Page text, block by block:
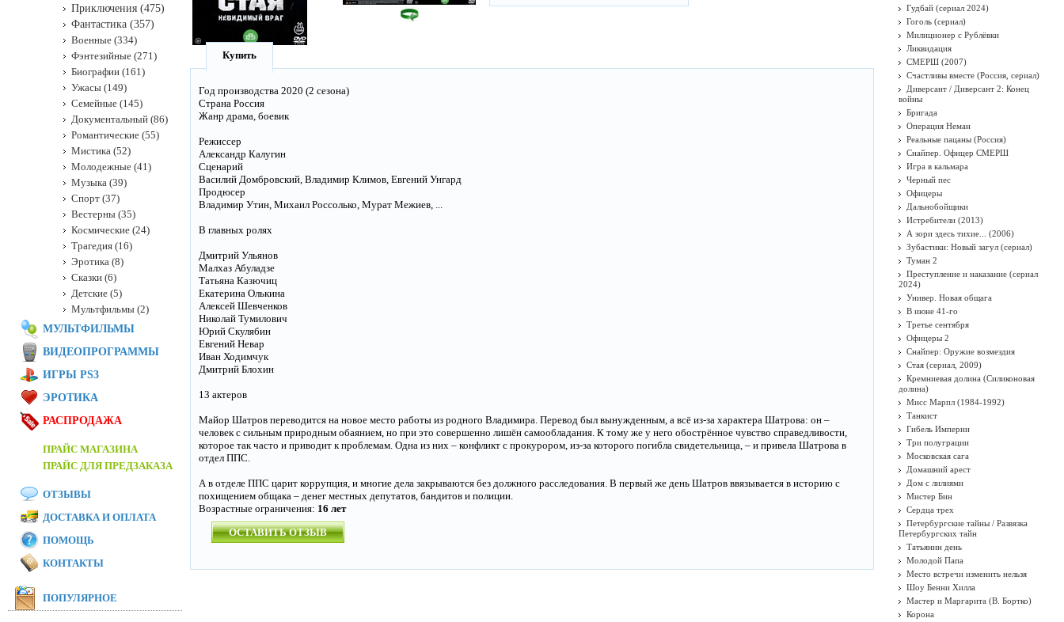
Купить
Год производства 2020 (2 сезона)
Страна Россия
Жанр драма, боевик
Режиссер
Александр Калугин
Сценарий
Василий Домбровский, Владимир Климов, Евгений Унгард
Продюсер
Владимир Утин, Михаил Россолько, Мурат Межиев, ...
В главных ролях
Дмитрий Ульянов
Малхаз Абуладзе
Татьяна Казючиц
Екатерина Олькина
Алексей Шевченков
Николай Тумилович
Юрий Скулябин
Евгений Невар
Иван Ходимчук
Дмитрий Блохин
13 актеров
Майор Шатров переводится на новое место работы из родного Владимира. Перевод был вынужденным, а всё из-за характера Шатрова: он –
человек с сильным природным обаянием, но при это совершенно лишён самообладания. К тому же у него обострённое чувство справедливости,
которое так часто и приводит к проблемам. Одна из них – конфликт с прокурором, из-за которого погибла свидетельница, – и привела Шатрова в
отдел ППС.
А в отделе ППС царит коррупция, и многие дела закрываются без должного расследования. В первый же день Шатров ввязывается в историю с
похищением общака – денег местных депутатов, бандитов и полиции.
Возрастные ограничения: 16 лет
ОСТАВИТЬ ОТЗЫВ
Приключения (475)
Фантастика (357)
Военные (334)
Фэнтезийные (271)
Биографии (161)
Ужасы (149)
Семейные (145)
Документальный (86)
Романтические (55)
Мистика (52)
Молодежные (41)
Музыка (39)
Спорт (37)
Вестерны (35)
Космические (24)
Трагедия (16)
Эротика (8)
Сказки (6)
Детские (5)
Мультфильмы (2)
МУЛЬТФИЛЬМЫ
ВИДЕОПРОГРАММЫ
ИГРЫ PS3
ЭРОТИКА
РАСПРОДАЖА
ПРАЙС МАГАЗИНА
ПРАЙС ДЛЯ ПРЕДЗАКАЗА
ОТЗЫВЫ
ДОСТАВКА И ОПЛАТА
ПОМОЩЬ
КОНТАКТЫ
ПОПУЛЯРНОЕ
Гудбай (сериал 2024)
Гоголь (сериал)
Милиционер с Рублёвки
Ликвидация
СМЕРШ (2007)
Счастливы вместе (Россия, сериал)
Диверсант / Диверсант 2: Конец
войны
Бригада
Операция Неман
Реальные пацаны (Россия)
Снайпер. Офицер СМЕРШ
Игра в кальмара
Черный пес
Офицеры
Дальнобойщики
Истребители (2013)
А зори здесь тихие... (2006)
Зубастики: Новый загул (сериал)
Туман 2
Преступление и наказание (сериал
2024)
Универ. Новая общага
В июне 41-го
Третье сентября
Офицеры 2
Снайпер: Оружие возмездия
Стая (сериал, 2009)
Кремниевая долина (Силиконовая
долина)
Мисс Марпл (1984-1992)
Танкист
Гибель Империи
Три полуграции
Московская сага
Домашний арест
Дом с лилиями
Мистер Бин
Сердца трех
Петербургские тайны / Развязка
Петербургских тайн
Татьянин день
Молодой Папа
Место встречи изменить нельзя
Шоу Бенни Хилла
Мастер и Маргарита (В. Бортко)
Корона